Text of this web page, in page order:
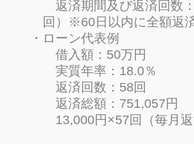
返済期間及び返済回数
回）※60日以内に全額返
ローン代表例
借入額：50万円
実質年率：18.0％
返済回数：58回
返済総額：751,057円
13,000円×57回（毎月